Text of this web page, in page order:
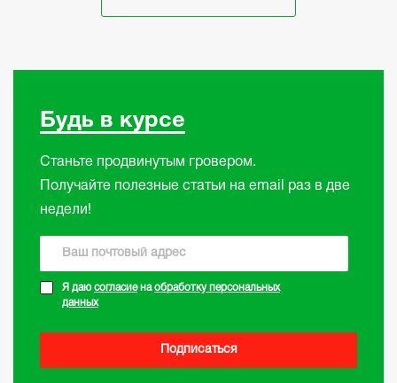
Будь в курсе
Станьте продвинутым гровером.
Получайте полезные статьи на email раз в две
недели!
Я даюсогласиенаобработку персональных
данных
Подписаться